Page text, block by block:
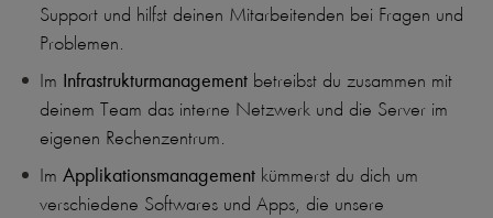
Support und hilfst deinen Mitarbeitenden bei Fragen und
Problemen.
Im Infrastrukturmanagement betreibst du zusammen mit
deinem Team das interne Netzwerk und die Server im
eigenen Rechenzentrum.
Im Applikationsmanagement kümmerst du dich um
verschiedene Softwares und Apps, die unsere